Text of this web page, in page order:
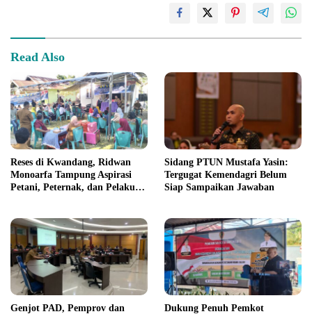
Read Also
Reses di Kwandang, Ridwan
Monoarfa Tampung Aspirasi
Petani, Peternak, dan Pelaku
Sidang PTUN Mustafa Yasin:
Tergugat Kemendagri Belum
Siap Sampaikan Jawaban
Genjot PAD, Pemprov dan
Dukung Penuh Pemkot